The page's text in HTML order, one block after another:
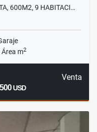
600M2, 9 HABITACI…
Área m2
Venta
USD